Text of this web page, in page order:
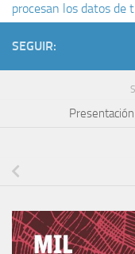
procesan los datos de
SEGUIR: